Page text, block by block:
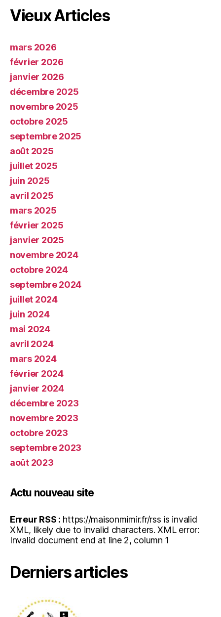
Vieux Articles
mars 2026
février 2026
janvier 2026
décembre 2025
novembre 2025
octobre 2025
septembre 2025
août 2025
juillet 2025
juin 2025
avril 2025
mars 2025
février 2025
janvier 2025
novembre 2024
octobre 2024
septembre 2024
juillet 2024
juin 2024
mai 2024
avril 2024
mars 2024
février 2024
janvier 2024
décembre 2023
novembre 2023
octobre 2023
septembre 2023
août 2023
Actu nouveau site
Erreur RSS : https://maisonmimir.fr/rss is invalid
XML, likely due to invalid characters. XML error:
Invalid document end at line 2, column 1
Derniers articles